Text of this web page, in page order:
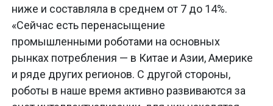
ниже и составляла в среднем от 7 до 14%.
«Сейчас есть перенасыщение
промышленными роботами на основных
рынках потребления — в Китае и Азии, Америке
и ряде других регионов. С другой стороны,
роботы в наше время активно развиваются за